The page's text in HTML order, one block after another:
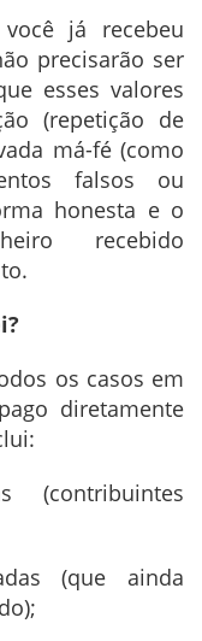
já recebeu
precisarão ser
esses valores
(repetição de
má-fé (como
falsos ou
honesta e o
recebido
os casos em
diretamente
(contribuintes
(que ainda